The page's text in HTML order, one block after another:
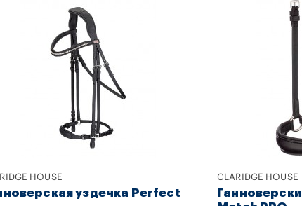
HOUSE
уздечка Perfect
CLARIDGE HOUSE